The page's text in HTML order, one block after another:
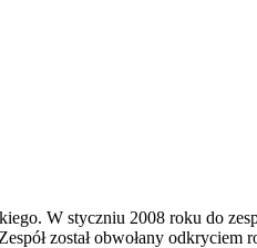
W styczniu 2008 roku do
został obwołany odkryciem